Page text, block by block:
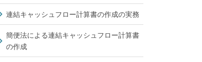
連結キャッシュフロー計算書の作成の実務
簡便法による連結キャッシュフロー計算書
の作成